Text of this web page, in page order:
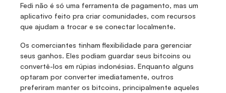
Fedi não é só uma ferramenta de pagamento, mas um
aplicativo feito pra criar comunidades, com recursos
que ajudam a trocar e se conectar localmente.
Os comerciantes tinham flexibilidade para gerenciar
seus ganhos. Eles podiam guardar seus bitcoins ou
convertê-los em rúpias indonésias. Enquanto alguns
optaram por converter imediatamente, outros
preferiram manter os bitcoins, principalmente aqueles